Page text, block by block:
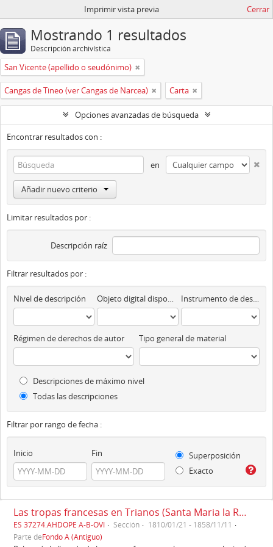
Imprimir vista previa Cerrar
Mostrando 1 resultados
Descripción archivística
San Vicente (apellido o seudónimo)
Cangas de Tineo (ver Cangas de Narcea) Carta
Opciones avanzadas de búsqueda
Encontrar resultados con :
en
Añadir nuevo criterio
Limitar resultados por :
Descripción raíz
Filtrar resultados por :
Nivel de descripción Objeto digital disponibles Instrumento de descripción
Régimen de derechos de autor Tipo general de material
Descripciones de máximo nivel
Todas las descripciones
Filtrar por rango de fecha :
Inicio Fin
Superposición
Exacto
Las tropas francesas en Trianos (Santa Maria la Real de Trianos) (1810)
ES 37274.AHDOPE A-B-OVI Sección
1810/01/21 - 1858/11/11
Parte deFondo A (Antiguo)